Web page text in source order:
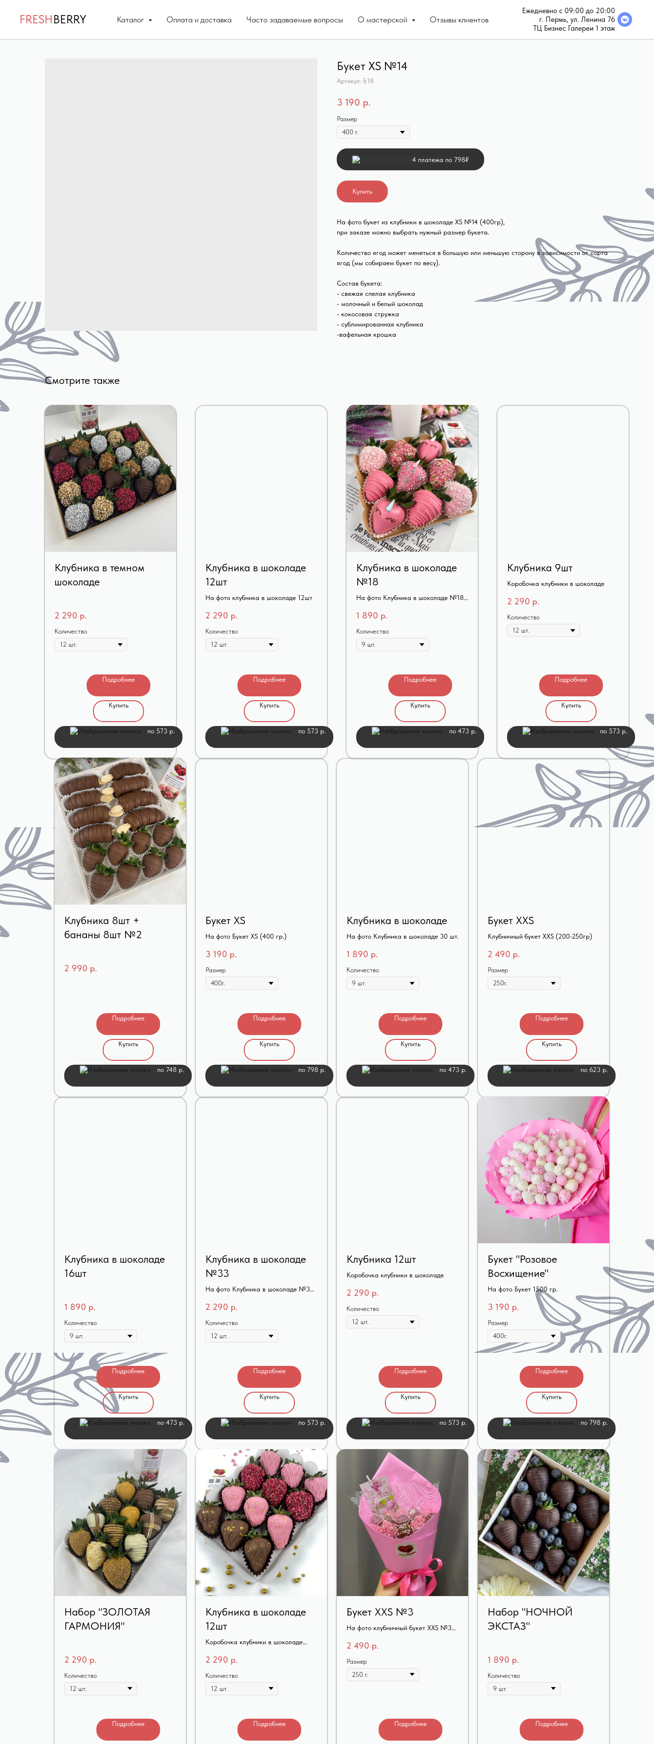
FRESHBERRY Каталог Оплата и доставка Часто задаваемые вопросы О мастерской Отзывы клиентов
Ежедневно с 09:00 до 20:00
г. Пермь, ул. Ленина 76
ТЦ Бизнес Галереи 1 этаж
Букет XS №14
Артикул: Б18
3 190 р.
Размер
Купить
4 платежа по 798₽
На фото букет из клубники в шоколаде XS №14 (400гр),
при заказе можно выбрать нужный размер букета.
Количество ягод может меняться в большую или меньшую сторону в зависимости от сорта
ягод (мы собираем букет по весу).
Состав букета:
- свежая спелая клубника
- молочный и белый шоколад
- кокосовая стружка
- сублимированная клубника
-вафельная крошка
Смотрите также
Клубника в темном
шоколаде
2 290 р.
Количество
Подробнее
Купить
по 573 р.
Клубника в шоколаде
12шт
На фото клубника в шоколаде 12шт
2 290 р.
Количество
Подробнее
Купить
по 573 р.
Клубника в шоколаде
№18
На фото Клубника в шоколаде №18
1 890 р.
Количество
Подробнее
Купить
по 473 р.
Клубника 9шт
Коробочка клубники в шоколаде
2 290 р.
Количество
Подробнее
Купить
по 573 р.
Клубника 8шт +
бананы 8шт №2
2 990 р.
Подробнее
Купить
по 748 р.
Букет XS
На фото Букет XS (400 гр.)
3 190 р.
Размер
Подробнее
Купить
по 798 р.
Клубника в шоколаде
На фото Клубника в шоколаде 30 шт.
1 890 р.
Количество
Подробнее
Купить
по 473 р.
Букет XXS
Клубничный букет XXS (200-250гр)
2 490 р.
Размер
Подробнее
Купить
по 623 р.
Клубника в шоколаде
16шт
1 890 р.
Количество
Подробнее
Купить
по 473 р.
Клубника в шоколаде
№33
На фото Клубника в шоколаде №33
2 290 р.
Количество
Подробнее
Купить
по 573 р.
Клубника 12шт
Коробочка клубники в шоколаде
2 290 р.
Количество
Подробнее
Купить
по 573 р.
Букет "Розовое
Восхищение"
На фото Букет 1500 гр.
3 190 р.
Размер
Подробнее
Купить
по 798 р.
Набор "ЗОЛОТАЯ
ГАРМОНИЯ"
2 290 р.
Количество
Подробнее
Клубника в шоколаде
12шт
Коробочка клубники в шоколаде
2 290 р.
Количество
Подробнее
Букет XXS №3
На фото клубничный букет XXS №3
2 490 р.
Размер
Подробнее
Набор "НОЧНОЙ
ЭКСТАЗ"
1 890 р.
Количество
Подробнее